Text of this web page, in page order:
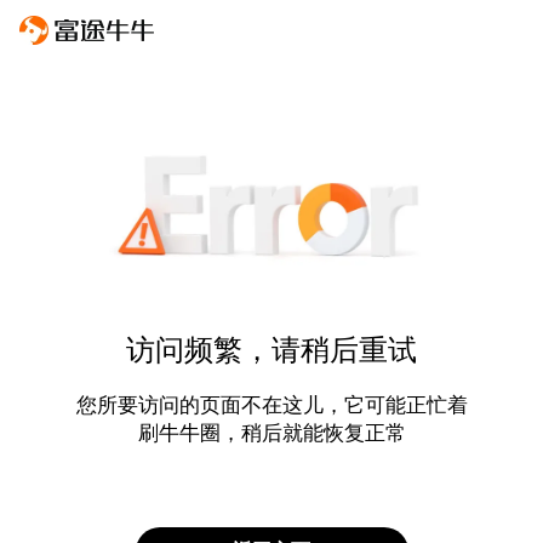
访问频繁，请稍后重试
您所要访问的页面不在这儿，它可能正忙着
刷牛牛圈，稍后就能恢复正常